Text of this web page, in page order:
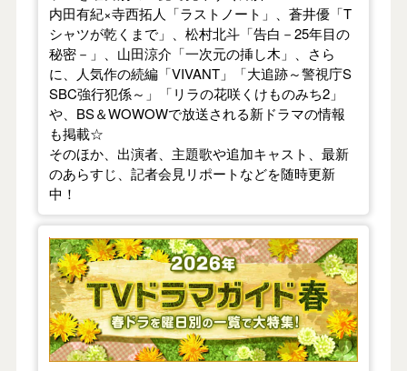
内田有紀×寺西拓人「ラストノート」、蒼井優「T
シャツが乾くまで」、松村北斗「告白－25年目の
秘密－」、山田涼介「一次元の挿し木」、さら
に、人気作の続編「VIVANT」「大追跡～警視庁S
SBC強行犯係～」「リラの花咲くけものみち2」
や、BS＆WOWOWで放送される新ドラマの情報
も掲載☆
そのほか、出演者、主題歌や追加キャスト、最新
のあらすじ、記者会見リポートなどを随時更新
中！
【2026年春】TVドラマガイド